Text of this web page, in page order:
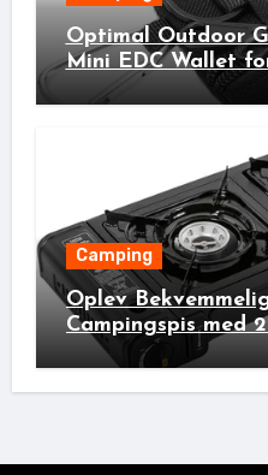
Optimal Outdoor
Mini EDC Wallet
Camping
Oplev
Campingspis med
Ideelle